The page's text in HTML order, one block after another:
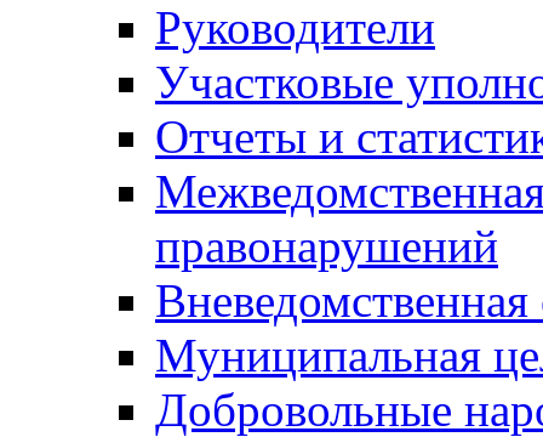
Руководители
Участковые
Отчеты и
правонарушений
Вневедомственная
Муниципальная
Добровольные